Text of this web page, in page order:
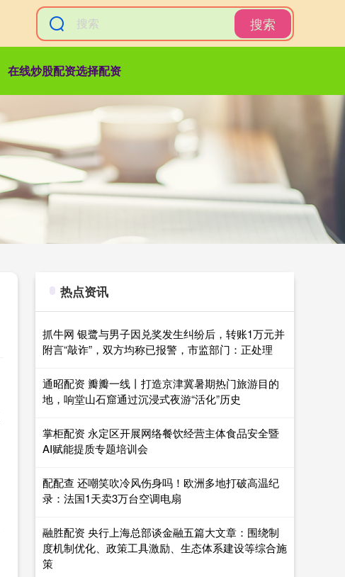
搜索
在线炒股配资选择配资
热点资讯
抓牛网 银鹭与男子因兑奖发生纠纷后，转账1万元并
附言“敲诈”，双方均称已报警，市监部门：正处理
通昭配资 瓣瓣一线丨打造京津冀暑期热门旅游目的
地，响堂山石窟通过沉浸式夜游“活化”历史
掌柜配资 永定区开展网络餐饮经营主体食品安全暨
AI赋能提质专题培训会
配配查 还嘲笑吹冷风伤身吗！欧洲多地打破高温纪
录：法国1天卖3万台空调电扇
融胜配资 央行上海总部谈金融五篇大文章：围绕制
度机制优化、政策工具激励、生态体系建设等综合施
策